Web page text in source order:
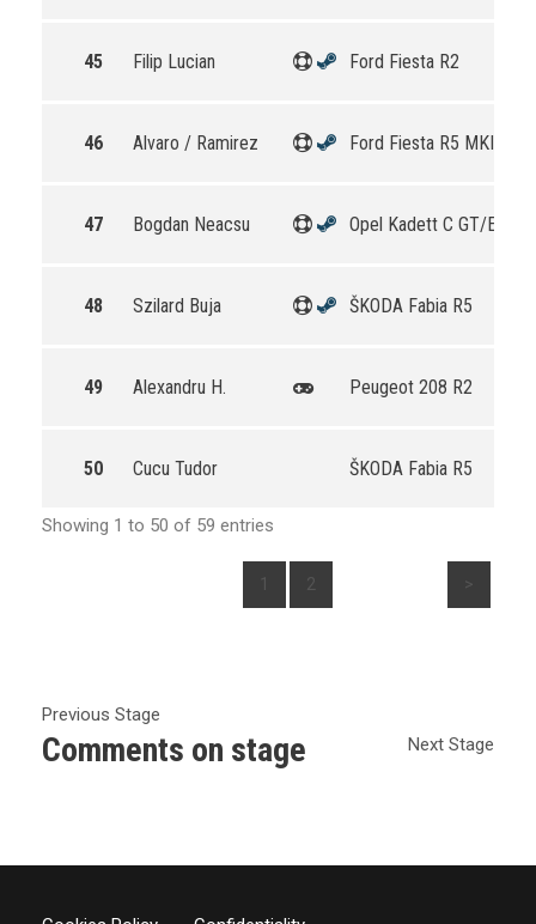
45 Filip Lucian Ford Fiesta R2
46 Alvaro / Ramirez Ford Fiesta R5 MKII
47 Bogdan Neacsu Opel Kadett C GT/E
48 Szilard Buja ŠKODA Fabia R5
49 Alexandru H. Peugeot 208 R2
50 Cucu Tudor ŠKODA Fabia R5
Showing 1 to 50 of 59 entries
1 2 >
Previous Stage
Next Stage
Comments on stage